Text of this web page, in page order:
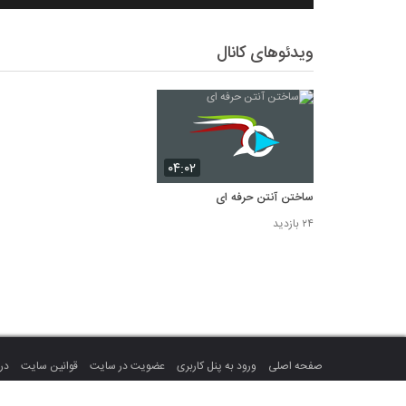
ویدئوهای کانال
۰۴:۰۲
ساختن آنتن حرفه ای
۲۴ بازدید
صفحه اصلی ورود به پنل کاربری عضویت در سایت قوانین سایت